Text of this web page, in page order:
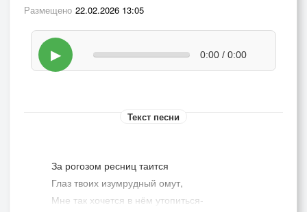
Размещено 22.02.2026 13:05
▶ 0:00 / 0:00
Текст песни
За рогозом ресниц таится
Глаз твоих изумрудный омут,
Мне так хочется в нём утопиться-